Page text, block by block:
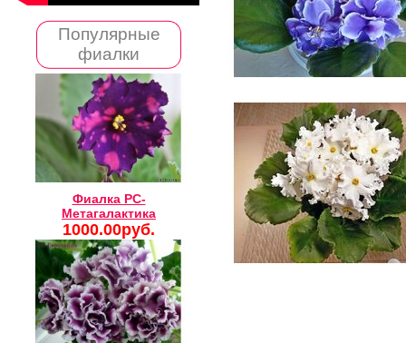
Популярные
фиалки
Фиалка РС-
Метагалактика
1000.00руб.